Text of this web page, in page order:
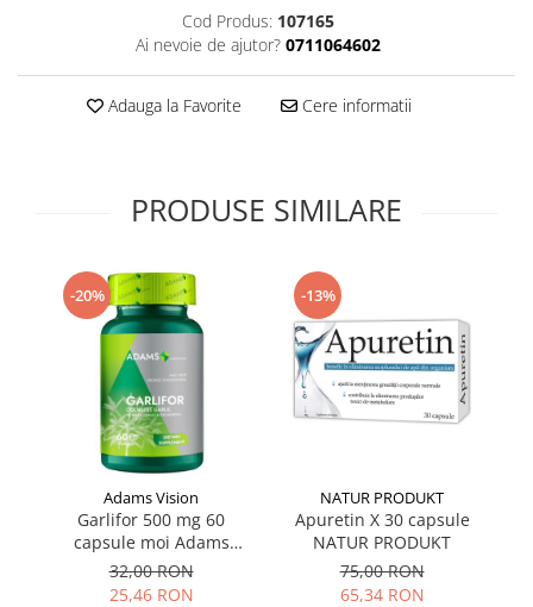
Supliment Vitamina E
Supliment Zinc
Tuse gat si respiratie
Cod Produs: 107165
Ai nevoie de ajutor? 0711064602
Adauga la Favorite Cere informatii
PRODUSE SIMILARE
-20%
Adams Vision
Garlifor 500 mg 60
capsule moi Adams
Vision
32,00 RON
25,46 RON
-13%
NATUR PRODUKT
Apuretin X 30 capsule
NATUR PRODUKT
75,00 RON
65,34 RON